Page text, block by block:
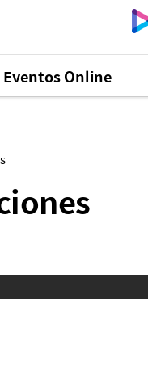
Eventos Online